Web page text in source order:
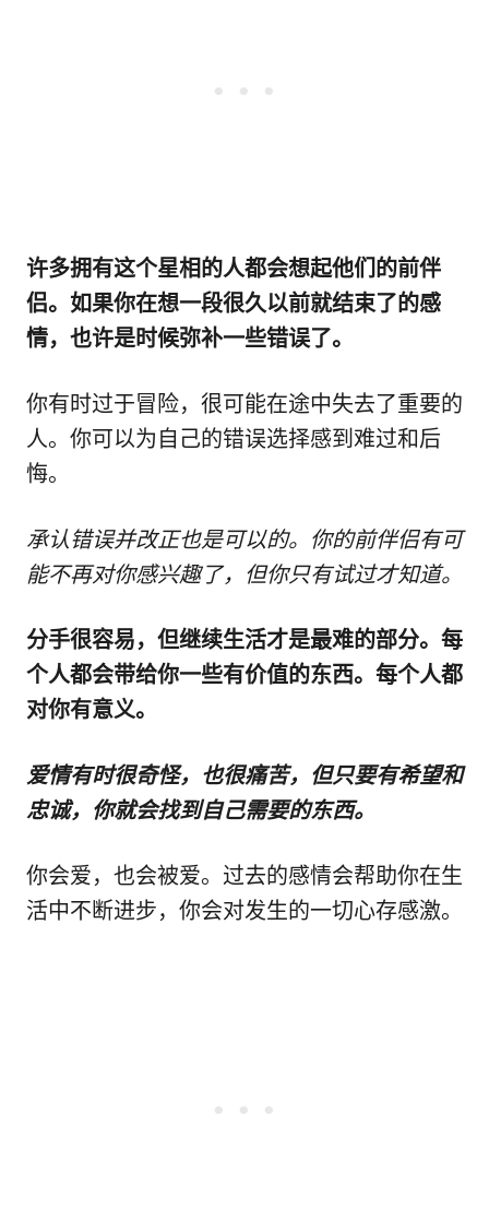
许多拥有这个星相的人都会想起他们的前伴
侣。如果你在想一段很久以前就结束了的感
情，也许是时候弥补一些错误了。
你有时过于冒险，很可能在途中失去了重要的
人。你可以为自己的错误选择感到难过和后
悔。
承认错误并改正也是可以的。你的前伴侣有可
能不再对你感兴趣了，但你只有试过才知道。
分手很容易，但继续生活才是最难的部分。每
个人都会带给你一些有价值的东西。每个人都
对你有意义。
爱情有时很奇怪，也很痛苦，但只要有希望和
忠诚，你就会找到自己需要的东西。
你会爱，也会被爱。过去的感情会帮助你在生
活中不断进步，你会对发生的一切心存感激。